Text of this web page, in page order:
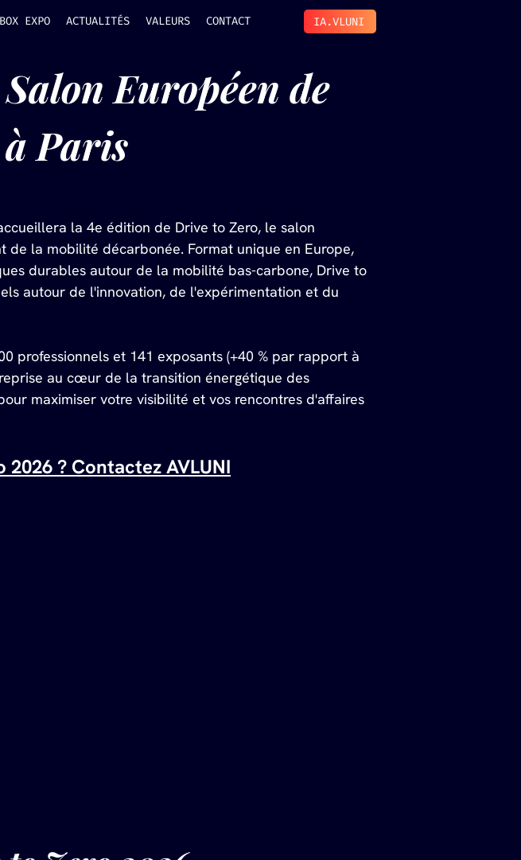
BOX EXPO ACTUALITÉS VALEURS CONTACT IA.VLUNI
Européen de
Paris
la 4e édition de Drive to Zero, le salon
la mobilité décarbonée. Format unique en Europe,
durables autour de la mobilité bas-carbone, Drive to
autour de l'innovation, de l'expérimentation et du
professionnels et 141 exposants (+40 % par rapport à
au cœur de la transition énergétique des
maximiser votre visibilité et vos rencontres d'affaires
? Contactez AVLUNI